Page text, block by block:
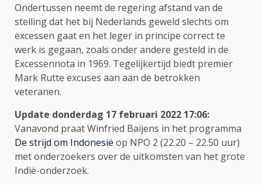
Ondertussen neemt de regering afstand van de
stelling dat het bij Nederlands geweld slechts om
excessen gaat en het leger in principe correct te
werk is gegaan, zoals onder andere gesteld in de
Excessennota in 1969. Tegelijkertijd biedt premier
Mark Rutte excuses aan aan de betrokken
veteranen.
Update donderdag 17 februari 2022 17:06:
Vanavond praat Winfried Baijens in het programma
De strijd om Indonesië op NPO 2 (22.20 – 22.50 uur)
met onderzoekers over de uitkomsten van het grote
Indië-onderzoek.